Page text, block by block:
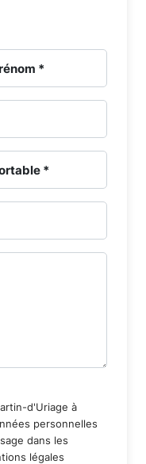
d'Uriage à
personnelles
dans les
légales